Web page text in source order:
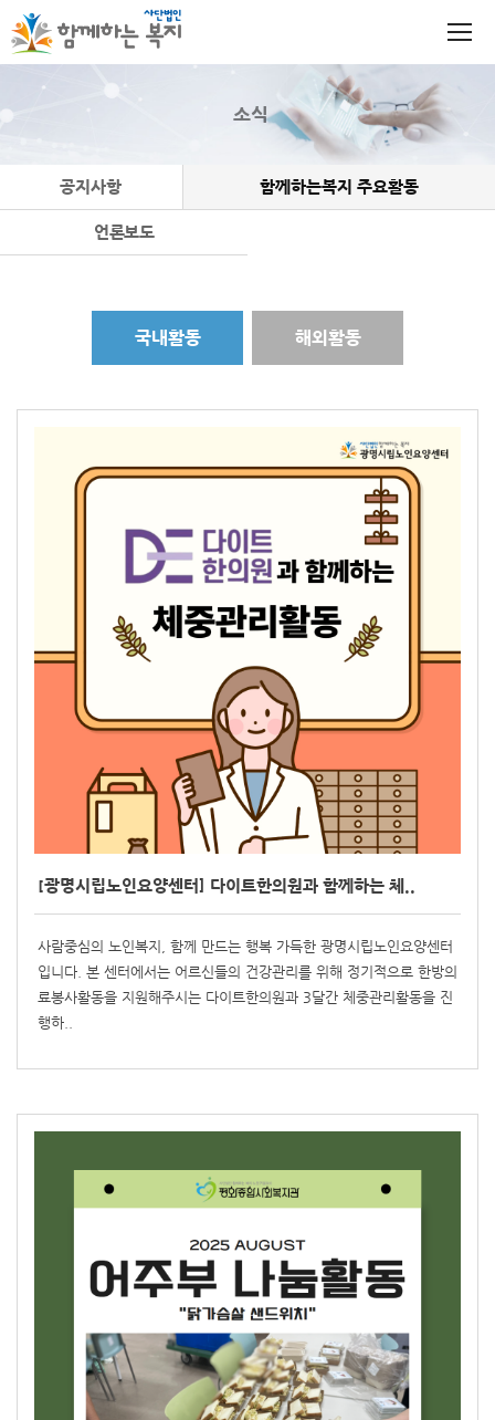
소식
공지사항 함께하는복지 주요활동
언론보도
국내활동 해외활동
[광명시립노인요양센터] 다이트한의원과 함께하는 체..
사람중심의 노인복지, 함께 만드는 행복 가득한 광명시립노인요양센터
입니다. 본 센터에서는 어르신들의 건강관리를 위해 정기적으로 한방의
료봉사활동을 지원해주시는 다이트한의원과 3달간 체중관리활동을 진
행하..